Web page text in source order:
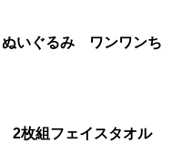
ぬいぐるみ ワンワンち
2枚組フェイスタオル